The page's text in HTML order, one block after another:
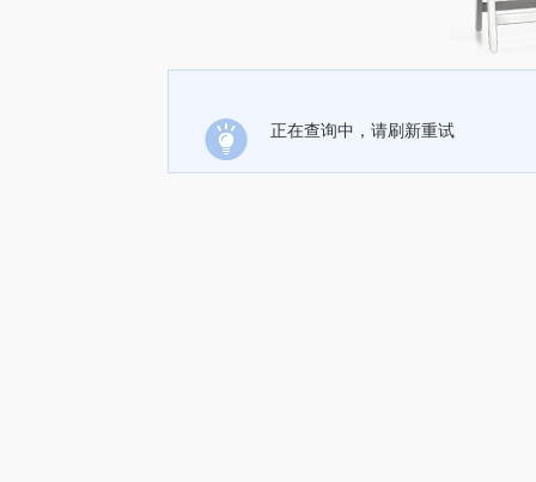
正在查询中，请刷新重试